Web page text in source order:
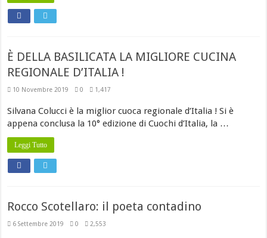
È DELLA BASILICATA LA MIGLIORE CUCINA
REGIONALE D’ITALIA !
10 Novembre 2019 0 1,417
Silvana Colucci è la miglior cuoca regionale d’Italia ! Si è
appena conclusa la 10° edizione di Cuochi d’Italia, la …
Leggi Tutto
Rocco Scotellaro: il poeta contadino
6 Settembre 2019 0 2,553